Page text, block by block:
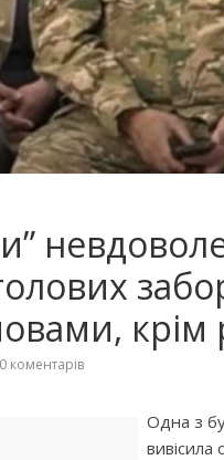
крім
0 коментарів
Одна з
вивісила